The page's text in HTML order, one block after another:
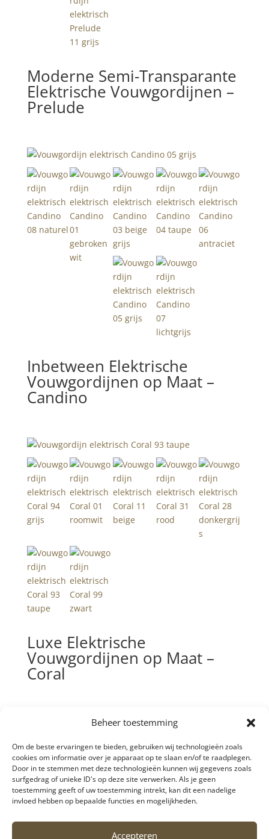
Beheer toestemming
Om de beste ervaringen te bieden, gebruiken wij technologieën zoals
cookies om informatie over je apparaat op te slaan en/of te raadplegen.
Door in te stemmen met deze technologieën kunnen wij gegevens zoals
surfgedrag of unieke ID's op deze site verwerken. Als je geen
toestemming geeft of uw toestemming intrekt, kan dit een nadelige
invloed hebben op bepaalde functies en mogelijkheden.
Accepteren
Moderne Semi-Transparante
Elektrische Vouwgordijnen –
Prelude
Inbetween Elektrische
Vouwgordijnen op Maat –
Candino
Luxe Elektrische
Vouwgordijnen op Maat –
Coral
voorwaarden|Privacy policy |Referenties|
Klachten en suggesties